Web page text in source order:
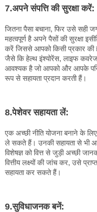
7.अपने संपत्ति की सुरक्षा करें:
जितना पैसा बचाना, फिर उसे सही
महत्वपूर्ण है अपने पैसों की सुरक्षा
करें जिससे आपको किसी प्रकार की
जैसे कि हेल्थ इंश्योरेंस, लाइफ
आवश्यक है जो आपको और आपके
रूप से सहायता प्रदान करती हैं।
8.पेशेवर सहायता लें:
एक अच्छी नीति योजना बनाने के
ले सकते हैं। उनकी सहायता से भी
विशेषज्ञ को वित्त से जुड़ी अच्छी
वित्तीय लक्ष्यों की जांच कर, उसे
सहायता कर सकते हैं।
9.सुविधाजनक बनें: